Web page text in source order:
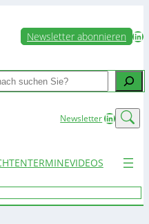
Newsletter abonnieren LinkedIn
NewsletterLinkedIn
TERMINEVIDEOS